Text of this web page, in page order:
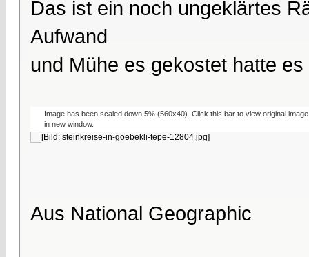
Das ist ein noch ungeklärtes
Aufwand
und Mühe es gekostet hatte
Image has been scaled down 5% (560x40). Click this bar to view original
in new window.
Aus National Geographic